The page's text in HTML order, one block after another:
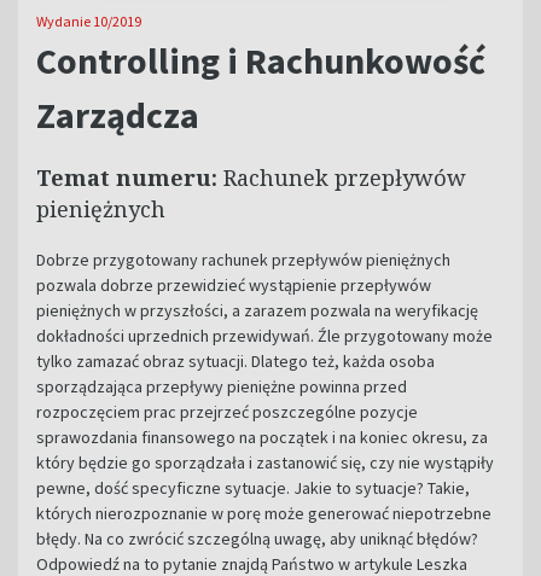
Wydanie 10/2019
Controlling i Rachunkowość
Zarządcza
Temat numeru: Rachunek przepływów
pieniężnych
Dobrze przygotowany rachunek przepływów pieniężnych
pozwala dobrze przewidzieć wystąpienie przepływów
pieniężnych w przyszłości, a zarazem pozwala na weryfikację
dokładności uprzednich przewidywań. Źle przygotowany może
tylko zamazać obraz sytuacji. Dlatego też, każda osoba
sporządzająca przepływy pieniężne powinna przed
rozpoczęciem prac przejrzeć poszczególne pozycje
sprawozdania finansowego na początek i na koniec okresu, za
który będzie go sporządzała i zastanowić się, czy nie wystąpiły
pewne, dość specyficzne sytuacje. Jakie to sytuacje? Takie,
których nierozpoznanie w porę może generować niepotrzebne
błędy. Na co zwrócić szczególną uwagę, aby uniknąć błędów?
Odpowiedź na to pytanie znajdą Państwo w artykule Leszka